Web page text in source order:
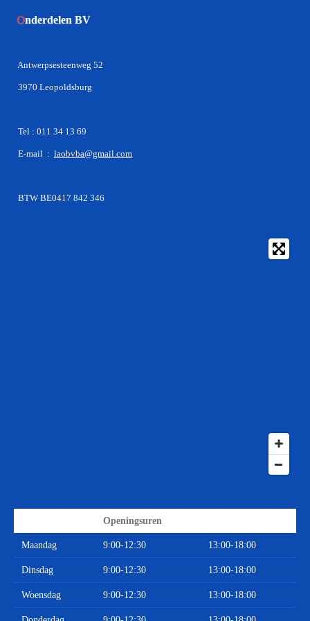
Onderdelen BV
Antwerpsesteenweg 52
3970 Leopoldsburg
Tel : 011 34 13 69
E-mail : laobvba@gmail.com
BTW BE0417 842 346
Openingsuren
Maandag 9:00-12:30 13:00-18:00
Dinsdag 9:00-12:30 13:00-18:00
Woensdag 9:00-12:30 13:00-18:00